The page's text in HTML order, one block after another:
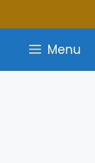
Menu